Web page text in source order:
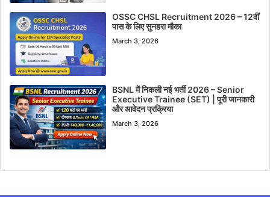
OSSC CHSL Recruitment 2026 – 12वीं
पास के लिए सुनहरा मौका
March 3, 2026
BSNL में निकली नई भर्ती 2026 – Senior
Executive Trainee (SET) | पूरी जानकारी
और आवेदन प्रक्रिया
March 3, 2026